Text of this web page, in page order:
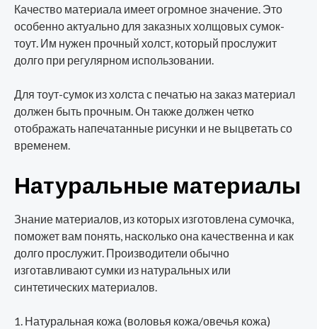
Качество материала имеет огромное значение. Это
особенно актуально для заказных холщовых сумок-
тоут. Им нужен прочный холст, который прослужит
долго при регулярном использовании.
Для тоут-сумок из холста с печатью на заказ материал
должен быть прочным. Он также должен четко
отображать напечатанные рисунки и не выцветать со
временем.
Натуральные материалы
Знание материалов, из которых изготовлена сумочка,
поможет вам понять, насколько она качественна и как
долго прослужит. Производители обычно
изготавливают сумки из натуральных или
синтетических материалов.
Натуральная кожа (воловья кожа/овечья кожа)